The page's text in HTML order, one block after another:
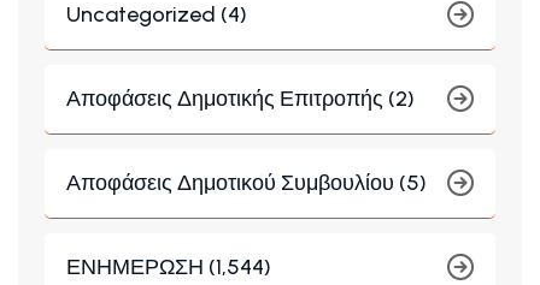
Uncategorized (4)
Αποφάσεις Δημοτικής Επιτροπής (2)
Αποφάσεις Δημοτικού Συμβουλίου (5)
ΕΝΗΜΕΡΩΣΗ (1,544)